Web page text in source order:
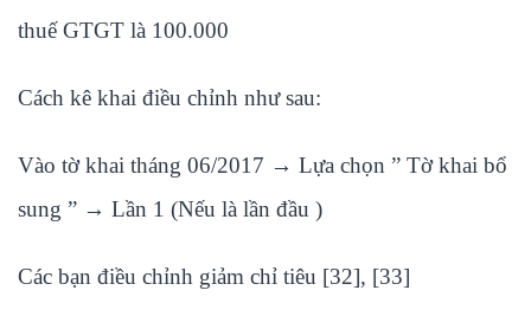
thuế GTGT là 100.000
Cách kê khai điều chỉnh như sau:
Vào tờ khai tháng 06/2017 → Lựa chọn ” Tờ khai bổ
sung ” → Lần 1 (Nếu là lần đầu )
Các bạn điều chỉnh giảm chỉ tiêu [32], [33]